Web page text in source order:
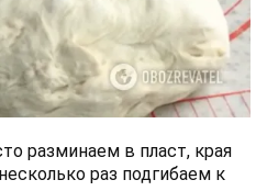
разминаем в пласт, края
раз подгибаем к